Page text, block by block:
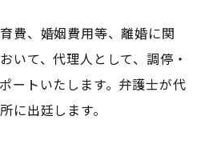
費、婚姻費用等、離婚に関
いて、代理人として、調停・
ートいたします。弁護士が代
に出廷します。